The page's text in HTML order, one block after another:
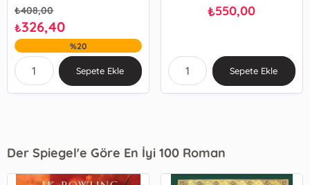
₺408,00
₺326,40
%20
Sepete Ekle
₺550,00
Sepete Ekle
Der Spiegel'e Göre En İyi 100 Roman